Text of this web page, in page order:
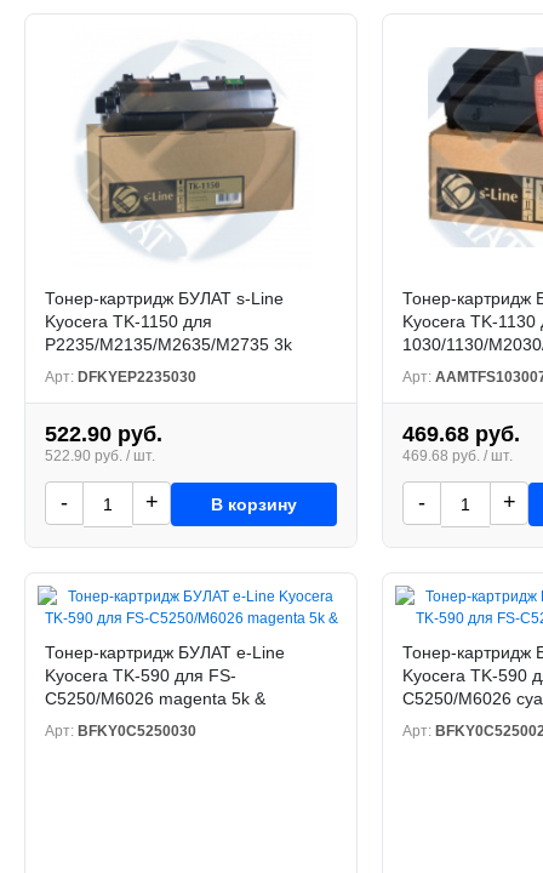
Тонер-картридж БУЛАТ s-Line
Kyocera TK-1150 для
P2235/M2135/M2635/M2735 3k
Арт: DFKYEP2235030
522.90 руб.
522.90 руб. / шт.
- + В корзину
Тонер-картридж
Kyocera TK-1130
1030/1130/
Арт:
469.68 руб.
469.68 руб. / шт.
- +
Тонер-картридж БУЛАТ e-Line
Kyocera TK-590 для FS-
C5250/M6026 magenta 5k &
Арт: BFKY0C5250030
Тонер-картридж
Kyocera TK-590
C5250/M6026
Арт: